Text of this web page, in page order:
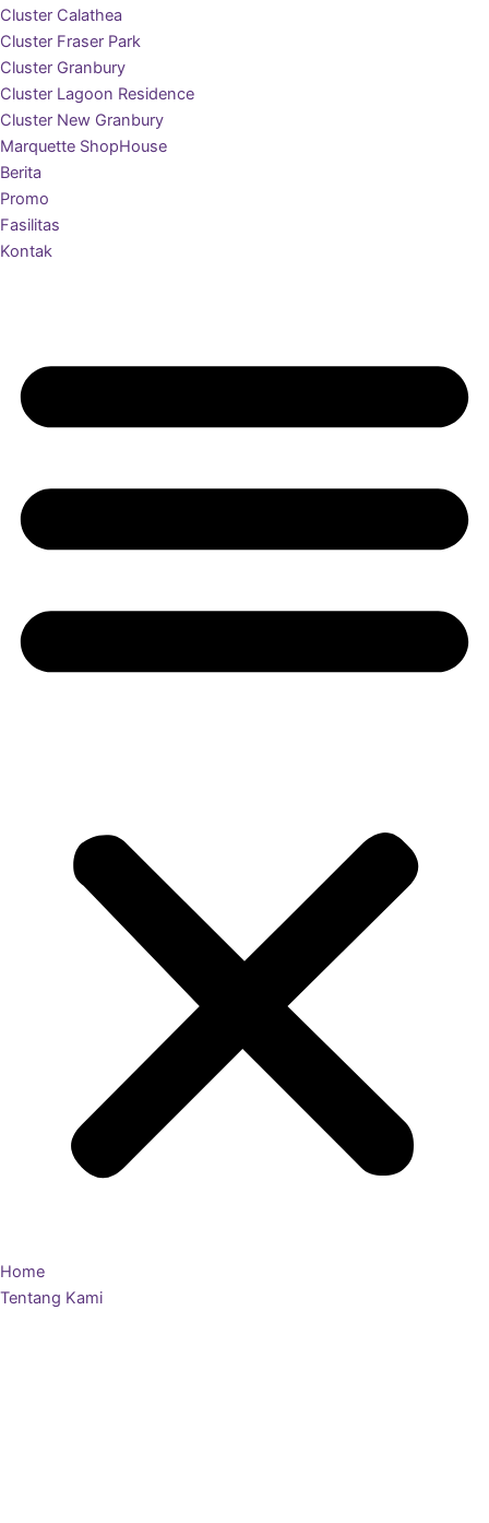
Cluster Calathea
Cluster Fraser Park
Cluster Granbury
Cluster Lagoon Residence
Cluster New Granbury
Marquette ShopHouse
Berita
Promo
Fasilitas
Kontak
Home
Tentang Kami